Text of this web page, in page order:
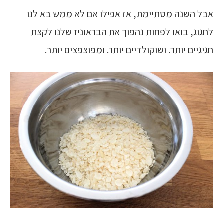
אבל השנה מסתיימת, אז אפילו אם לא ממש בא לנו
לחגוג, בואו לפחות נהפוך את הבראוניז שלנו לקצת
חגיגיים יותר. ושוקולדיים יותר. ומפוצפצים יותר.